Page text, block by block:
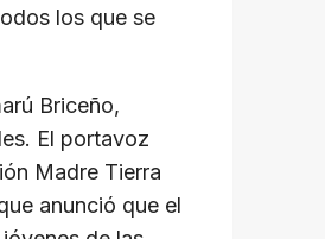
los que se
Briceño,
El portavoz
Madre Tierra
anunció que el